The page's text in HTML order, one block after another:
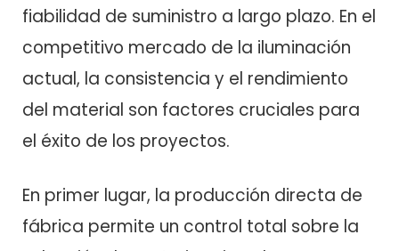
fiabilidad de suministro a largo plazo. En el
competitivo mercado de la iluminación
actual, la consistencia y el rendimiento
del material son factores cruciales para
el éxito de los proyectos.
En primer lugar, la producción directa de
fábrica permite un control total sobre la